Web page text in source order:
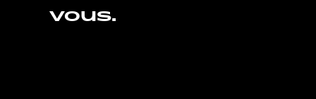
vous.